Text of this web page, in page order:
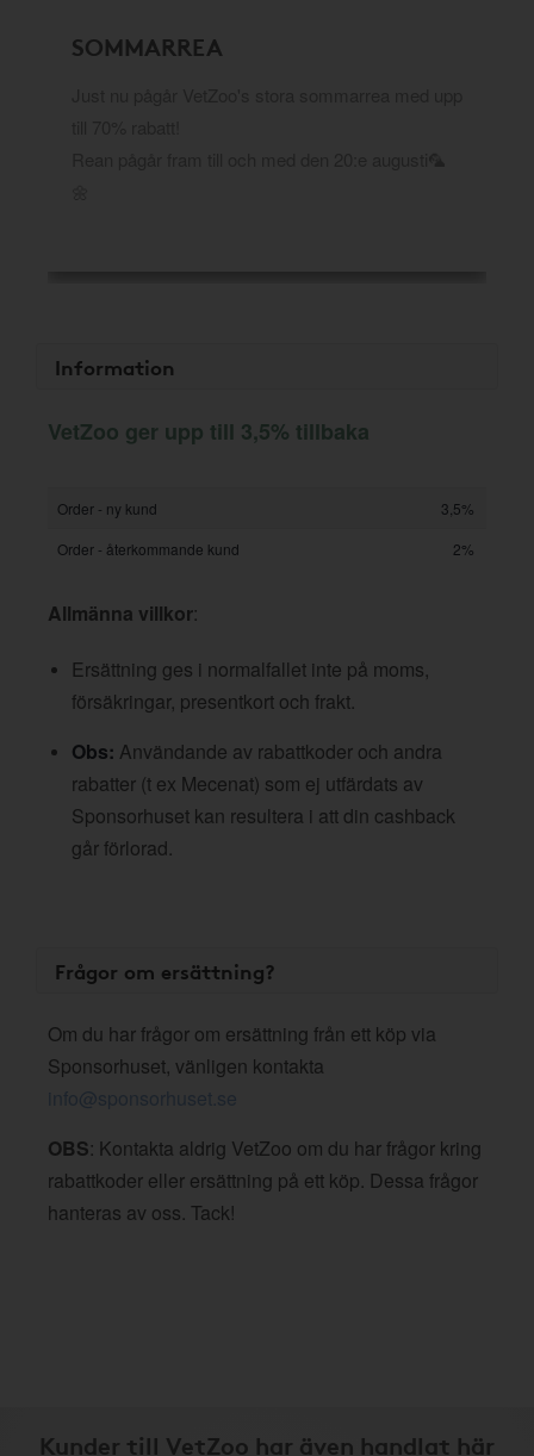
SOMMARREA
Information
VetZoo ger upp till 3,5% tillbaka
Order - ny kund
3,5%
Order - återkommande kund
2%
Allmänna villkor:
Ersättning ges i normalfallet inte på moms,
försäkringar, presentkort och frakt.
Obs: Användande av rabattkoder och andra
rabatter (t ex Mecenat) som ej utfärdats av
Sponsorhuset kan resultera i att din cashback
går förlorad.
Frågor om ersättning?
Om du har frågor om ersättning från ett köp via
Sponsorhuset, vänligen kontakta
info@sponsorhuset.se
OBS: Kontakta aldrig VetZoo om du har frågor kring
rabattkoder eller ersättning på ett köp. Dessa frågor
hanteras av oss. Tack!
Kunder till VetZoo har även handlat här